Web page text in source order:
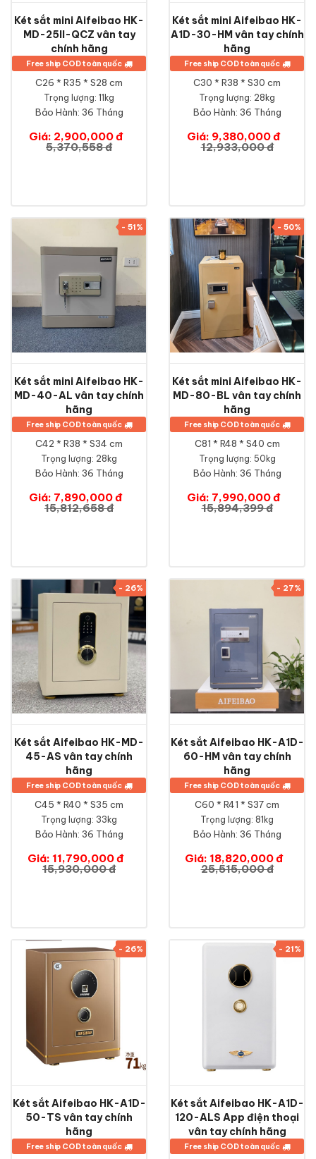
Két sắt mini Aifeibao HK-
MD-25II-QCZ vân tay
chính hãng
Free ship COD toàn quốc
C26 * R35 * S28 cm
Trọng lượng: 11kg
Bảo Hành: 36 Tháng
Giá: 2,900,000 đ
5,370,558 đ
Két sắt mini Aifeibao HK-
A1D-30-HM vân tay chính
hãng
Free ship COD toàn quốc
C30 * R38 * S30 cm
Trọng lượng: 28kg
Bảo Hành: 36 Tháng
Giá: 9,380,000 đ
12,933,000 đ
- 51%
Két sắt mini Aifeibao HK-
MD-40-AL vân tay chính
hãng
Free ship COD toàn quốc
C42 * R38 * S34 cm
Trọng lượng: 28kg
Bảo Hành: 36 Tháng
Giá: 7,890,000 đ
15,812,658 đ
- 50%
Két sắt mini Aifeibao HK-
MD-80-BL vân tay chính
hãng
Free ship COD toàn quốc
C81 * R48 * S40 cm
Trọng lượng: 50kg
Bảo Hành: 36 Tháng
Giá: 7,990,000 đ
15,894,399 đ
- 26%
Két sắt Aifeibao HK-MD-
45-AS vân tay chính
hãng
Free ship COD toàn quốc
C45 * R40 * S35 cm
Trọng lượng: 33kg
Bảo Hành: 36 Tháng
Giá: 11,790,000 đ
15,930,000 đ
- 27%
Két sắt Aifeibao HK-A1D-
60-HM vân tay chính
hãng
Free ship COD toàn quốc
C60 * R41 * S37 cm
Trọng lượng: 81kg
Bảo Hành: 36 Tháng
Giá: 18,820,000 đ
25,515,000 đ
- 26%
Két sắt Aifeibao HK-A1D-
50-TS vân tay chính
hãng
Free ship COD toàn quốc
- 21%
Két sắt Aifeibao HK-A1D-
120-ALS App điện thoại
vân tay chính hãng
Free ship COD toàn quốc